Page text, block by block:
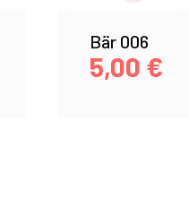
Bär 006
5,00 €